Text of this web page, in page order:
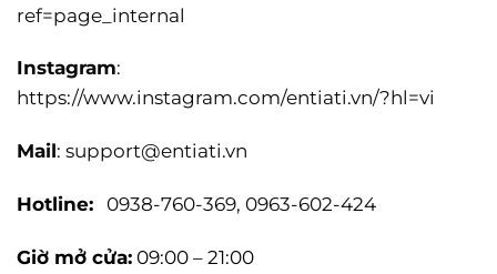
ref=page_internal
Instagram:
https://www.instagram.com/entiati.vn/?hl=vi
Mail: support@entiati.vn
Hotline: 0938-760-369, 0963-602-424
Giờ mở cửa: 09:00 – 21:00